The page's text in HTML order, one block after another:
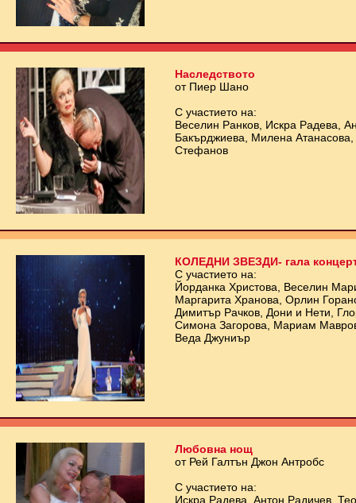
Наследството
от Пиер Шано
С участието на:
Веселин Ранков, Искра Радева,
Бакърджиева, Милена
Стефанов
КОЛЕДНИ ЗВЕЗДИ- гала
С участието на:
Йорданка Христова, Веселин
Маргарита Хранова, Орлин
Димитър Рачков, Дони и Нети,
Симона Загорова, Мариам
Веда Джуниър
Любовна нощ
от Рей Галтън Джон Антробс
С участието на:
Искра Радева, Антон Радичев,